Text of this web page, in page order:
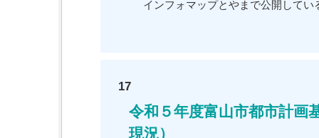
インフォマップとやまで公開して
17
令和５年度富山市都市計画
現況）